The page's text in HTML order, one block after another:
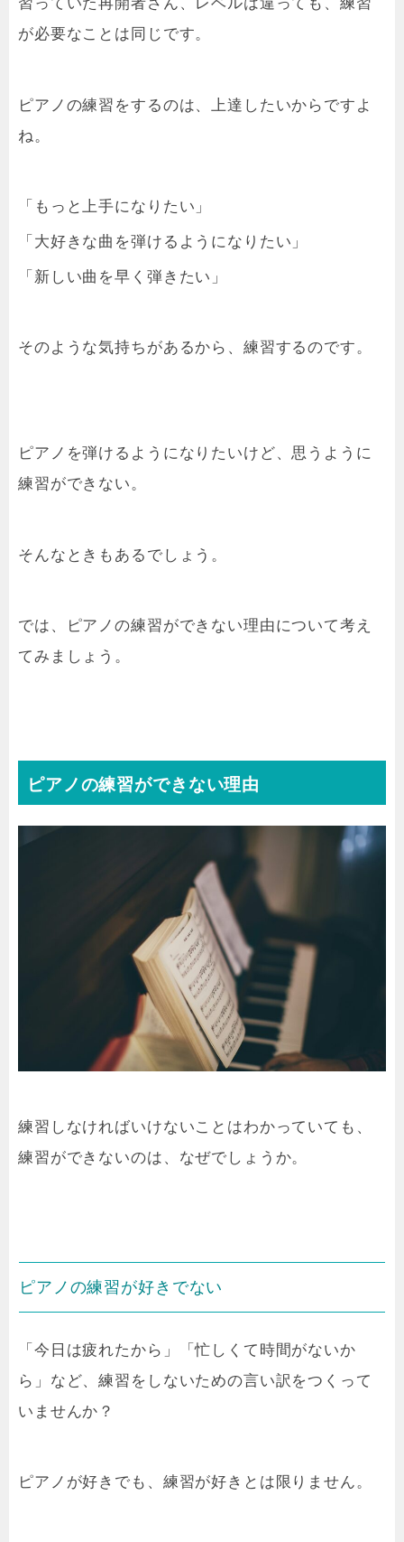
が必要なことは同じです。
ピアノの練習をするのは、上達したいからですよ
ね。
「もっと上手になりたい」
「大好きな曲を弾けるようになりたい」
「新しい曲を早く弾きたい」
そのような気持ちがあるから、練習するのです。
ピアノを弾けるようになりたいけど、思うように
練習ができない。
そんなときもあるでしょう。
では、ピアノの練習ができない理由について考え
てみましょう。
ピアノの練習ができない理由
練習しなければいけないことはわかっていても、
練習ができないのは、なぜでしょうか。
ピアノの練習が好きでない
「今日は疲れたから」「忙しくて時間がないか
ら」など、練習をしないための言い訳をつくって
いませんか？
ピアノが好きでも、練習が好きとは限りません。